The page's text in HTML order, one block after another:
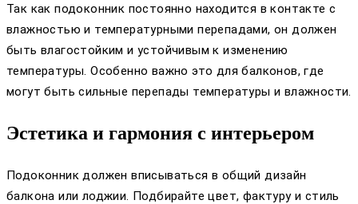
Так как подоконник постоянно находится в контакте с
влажностью и температурными перепадами, он должен
быть влагостойким и устойчивым к изменению
температуры. Особенно важно это для балконов, где
могут быть сильные перепады температуры и влажности.
Эстетика и гармония с интерьером
Подоконник должен вписываться в общий дизайн
балкона или лоджии. Подбирайте цвет, фактуру и стиль